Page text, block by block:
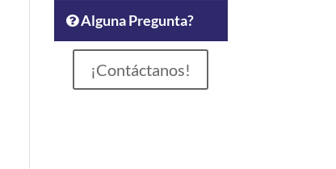
Alguna Pregunta?
¡Contáctanos!